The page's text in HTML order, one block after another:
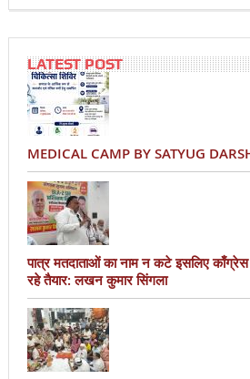
LATEST POST
MEDICAL CAMP BY SATYUG
पात्र मतदाताओं का नाम न कटे इसलिए काँग्रेस
रहे तैयार: लखन कुमार सिंगला